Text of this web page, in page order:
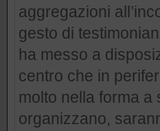
aggregazioni
gesto di
ha messo a
centro che in
molto nella forma
organizzano,